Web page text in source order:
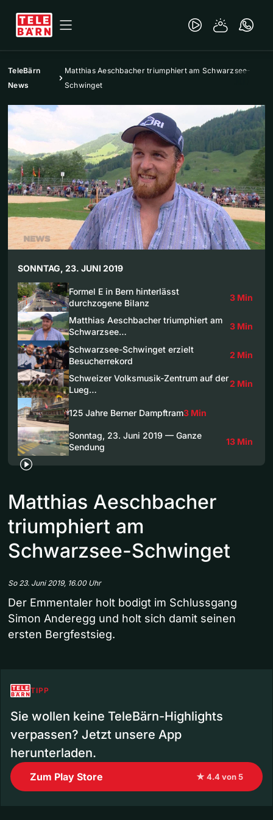
TeleBärn
News
Matthias Aeschbacher triumphiert am Schwarzsee-
Schwinget
SONNTAG, 23. JUNI 2019
Formel E in Bern hinterlässt
durchzogene Bilanz
3 Min
Matthias Aeschbacher triumphiert am
Schwarzsee…
3 Min
Schwarzsee-Schwinget erzielt
Besucherrekord
2 Min
Schweizer Volksmusik-Zentrum auf der
Lueg…
2 Min
125 Jahre Berner Dampftram3 Min
Sonntag, 23. Juni 2019 — Ganze
Sendung
13 Min
Matthias Aeschbacher
triumphiert am
Schwarzsee-Schwinget
So 23. Juni 2019, 16.00 Uhr
Der Emmentaler holt bodigt im Schlussgang
Simon Anderegg und holt sich damit seinen
ersten Bergfestsieg.
TIPP
Sie wollen keine TeleBärn-Highlights
verpassen? Jetzt unsere App
herunterladen.
Zum Play Store ★ 4.4 von 5